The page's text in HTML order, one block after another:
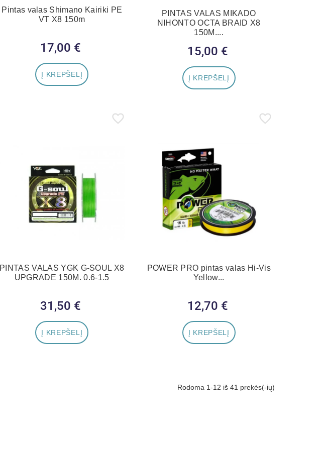
Pintas valas Shimano Kairiki PE
VT X8 150m
Kaina
17,00 €
Į KREPŠELĮ
PINTAS VALAS MIKADO
NIHONTO OCTA BRAID X8
150M....
Kaina
15,00 €
Į KREPŠELĮ
PINTAS VALAS YGK G-SOUL X8
UPGRADE 150M. 0.6-1.5
Kaina
31,50 €
Į KREPŠELĮ
POWER PRO pintas valas Hi-Vis
Yellow...
Kaina
12,70 €
Į KREPŠELĮ
Rodoma 1-12 iš 41 prekės(-ių)